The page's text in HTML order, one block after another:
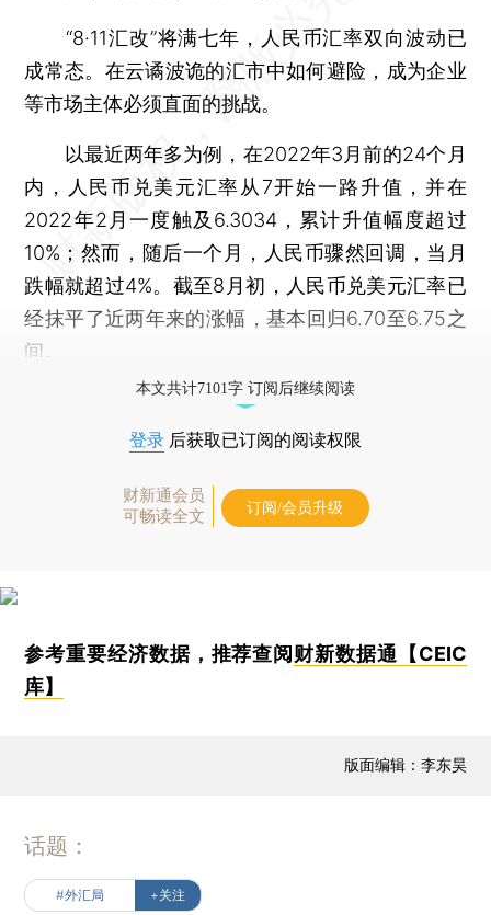
“8·11汇改”将满七年，人民币汇率双向波动已
成常态。在云谲波诡的汇市中如何避险，成为企业
等市场主体必须直面的挑战。
以最近两年多为例，在2022年3月前的24个月
内，人民币兑美元汇率从7开始一路升值，并在
2022年2月一度触及6.3034，累计升值幅度超过
10%；然而，随后一个月，人民币骤然回调，当月
跌幅就超过4%。截至8月初，人民币兑美元汇率已
经抹平了近两年来的涨幅，基本回归6.70至6.75之
间。
本文共计7101字 订阅后继续阅读
登录 后获取已订阅的阅读权限
财新通会员
可畅读全文
订阅/会员升级
参考重要经济数据，推荐查阅财新数据通【CEIC
库】
版面编辑：李东昊
话题：
#外汇局 +关注